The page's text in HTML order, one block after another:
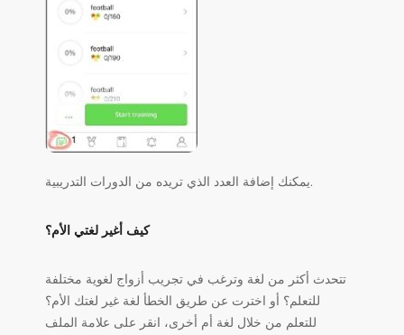
يمكنك إضافة العدد الذي تريده من الدورات التدريبية.
كيف أغير لغتي الأم؟
تتحدث أكثر من لغة وترغب في تجريب أزواج لغوية مختلفة
للتعلم؟ أو اخترت عن طريق الخطأ لغة غير لغتك الأم؟
للتعلم من خلال لغة أم أخرى، انقر على علامة الملف